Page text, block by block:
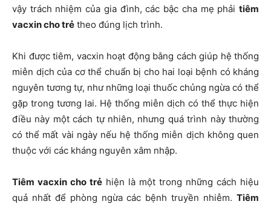
vậy trách nhiệm của gia đình, các bậc cha mẹ phải tiêm
vacxin cho trẻ theo đúng lịch trình.
Khi được tiêm, vacxin hoạt động bằng cách giúp hệ thống
miễn dịch của cơ thể chuẩn bị cho hai loại bệnh có kháng
nguyên tương tự, như những loại thuốc chủng ngừa có thể
gặp trong tương lai. Hệ thống miễn dịch có thể thực hiện
điều này một cách tự nhiên, nhưng quá trình này thường
có thể mất vài ngày nếu hệ thống miễn dịch không quen
thuộc với các kháng nguyên xâm nhập.
Tiêm vacxin cho trẻ hiện là một trong những cách hiệu
quả nhất để phòng ngừa các bệnh truyền nhiễm. Tiêm